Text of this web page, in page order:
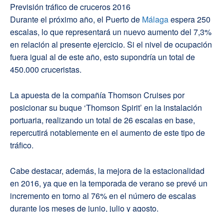
Previsión tráfico de cruceros 2016
Durante el próximo año, el Puerto de Málagaespera 250
escalas, lo que representará un nuevo aumento del 7,3%
en relación al presente ejercicio. Si el nivel de ocupación
fuera igual al de este año, esto supondría un total de
450.000 cruceristas.
La apuesta de la compañía Thomson Cruises por
posicionar su buque ‘Thomson Spirit’ en la instalación
portuaria, realizando un total de 26 escalas en base,
repercutirá notablemente en el aumento de este tipo de
tráfico.
Cabe destacar, además, la mejora de la estacionalidad
en 2016, ya que en la temporada de verano se prevé un
incremento en torno al 76% en el número de escalas
durante los meses de junio, julio y agosto.